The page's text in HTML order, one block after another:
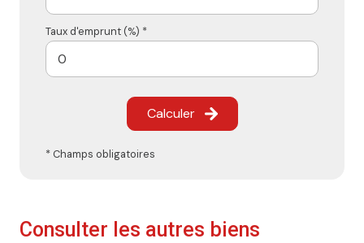
Taux d'emprunt (%) *
Calculer
* Champs obligatoires
Consulter les autres biens